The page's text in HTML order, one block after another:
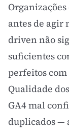
antes de agir
driven não
suficientes
perfeitos
Qualidade
GA4 mal
duplicados —